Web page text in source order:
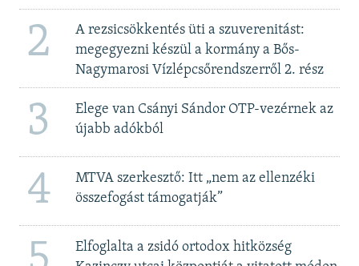
2
A rezsicsökkentés üti a szuverenitást:
megegyezni készül a kormány a Bős-
Nagymarosi Vízlépcsőrendszerről 2. rész
3
Elege van Csányi Sándor OTP-vezérnek az
újabb adókból
4
MTVA szerkesztő: Itt „nem az ellenzéki
összefogást támogatják”
Elfoglalta a zsidó ortodox hitközség